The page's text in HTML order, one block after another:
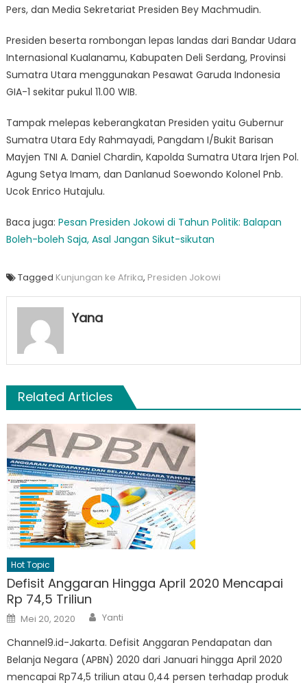
Pers, dan Media Sekretariat Presiden Bey Machmudin.
Presiden beserta rombongan lepas landas dari Bandar Udara
Internasional Kualanamu, Kabupaten Deli Serdang, Provinsi
Sumatra Utara menggunakan Pesawat Garuda Indonesia
GIA-1 sekitar pukul 11.00 WIB.
Tampak melepas keberangkatan Presiden yaitu Gubernur
Sumatra Utara Edy Rahmayadi, Pangdam I/Bukit Barisan
Mayjen TNI A. Daniel Chardin, Kapolda Sumatra Utara Irjen Pol.
Agung Setya Imam, dan Danlanud Soewondo Kolonel Pnb.
Ucok Enrico Hutajulu.
Baca juga: Pesan Presiden Jokowi di Tahun Politik: Balapan
Boleh-boleh Saja, Asal Jangan Sikut-sikutan
Tagged Kunjungan ke Afrika, Presiden Jokowi
Yana
Related Articles
Hot Topic
Defisit Anggaran Hingga April 2020 Mencapai
Rp 74,5 Triliun
Posted
on
Mei 20, 2020 Author
Yanti
Channel9.id-Jakarta. Defisit Anggaran Pendapatan dan
Belanja Negara (APBN) 2020 dari Januari hingga April 2020
mencapai Rp74,5 triliun atau 0,44 persen terhadap produk